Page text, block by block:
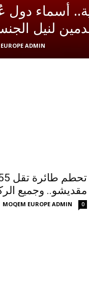
أسماء
لنيل
ADMIN
مقديشو.. وجميع
MOQEM EUROPE ADMIN 0